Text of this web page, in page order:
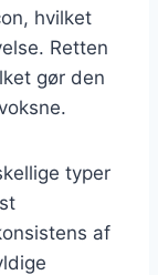
hvilket
Retten
gør den
typer
af